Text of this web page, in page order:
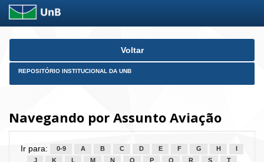
Skip
Voltar
REPOSITÓRIO INSTITUCIONAL DA UNB
Navegando por Assunto Aviação
Ir para: 0-9 A B C D E F G H
J
K L M N O P Q R S
T